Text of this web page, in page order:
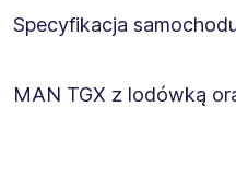
Specyfikacja
MAN TGX z lodówką